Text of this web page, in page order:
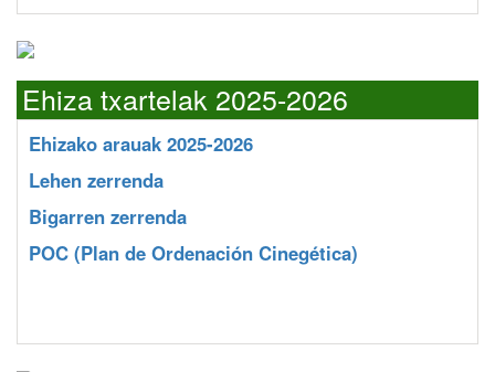
Ehiza txartelak 2025-2026
Ehizako arauak 2025-2026
Lehen zerrenda
Bigarren zerrenda
POC (Plan de Ordenación Cinegética)